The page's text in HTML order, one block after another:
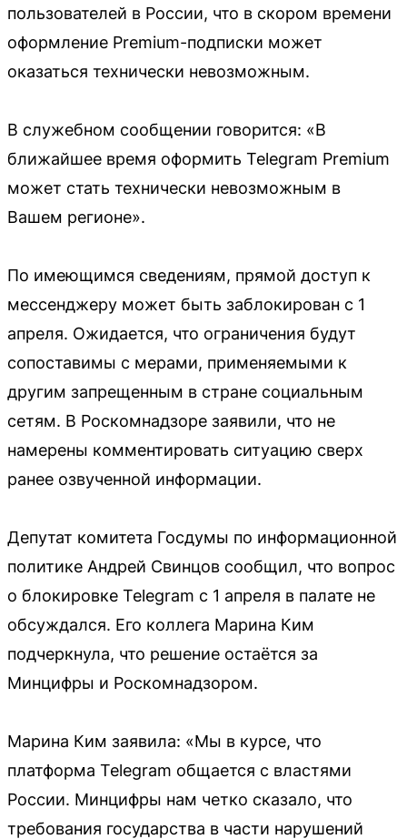
пользователей в России, что в скором времени
оформление Premium-подписки может
оказаться технически невозможным.
В служебном сообщении говорится: «В
ближайшее время оформить Telegram Premium
может стать технически невозможным в
Вашем регионе».
По имеющимся сведениям, прямой доступ к
мессенджеру может быть заблокирован с 1
апреля. Ожидается, что ограничения будут
сопоставимы с мерами, применяемыми к
другим запрещенным в стране социальным
сетям. В Роскомнадзоре заявили, что не
намерены комментировать ситуацию сверх
ранее озвученной информации.
Депутат комитета Госдумы по информационной
политике Андрей Свинцов сообщил, что вопрос
о блокировке Telegram с 1 апреля в палате не
обсуждался. Его коллега Марина Ким
подчеркнула, что решение остаётся за
Минцифры и Роскомнадзором.
Марина Ким заявила: «Мы в курсе, что
платформа Telegram общается с властями
России. Минцифры нам четко сказало, что
требования государства в части нарушений